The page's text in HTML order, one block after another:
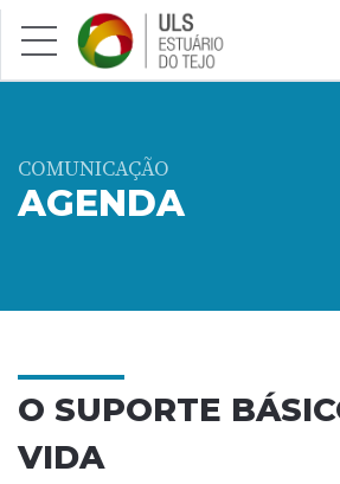
Saltar para conteúdo principal
COMUNICAÇÃO
AGENDA
O SUPORTE
VIDA